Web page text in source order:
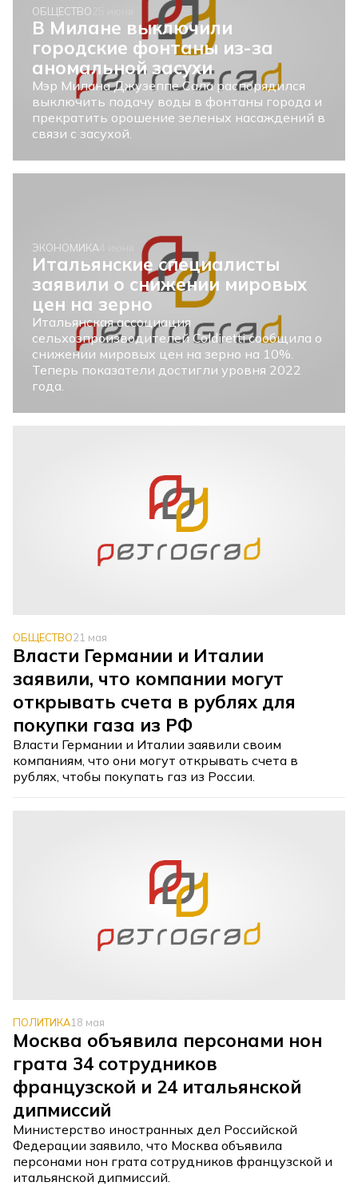
ОБЩЕСТВО
В Милане выключили
городские фонтаны из-за
аномальной засухи
Мэр Милана Джузеппе Сала распорядился
выключить подачу воды в фонтаны города и
прекратить орошение зеленых насаждений в
связи с засухой.
ЭКОНОМИКА
Итальянские специалисты
заявили о снижении мировых
цен на зерно
Итальянская ассоциация
сельхозпроизводителей Coldiretti сообщила о
снижении мировых цен на зерно на 10%.
Теперь показатели достигли уровня 2022
года.
ОБЩЕСТВО21 мая
Власти Германии и Италии
заявили, что компании могут
открывать счета в рублях для
покупки газа из РФ
Власти Германии и Италии заявили своим
компаниям, что они могут открывать счета в
рублях, чтобы покупать газ из России.
ПОЛИТИКА18 мая
Москва объявила персонами нон
грата 34 сотрудников
французской и 24 итальянской
дипмиссий
Министерство иностранных дел Российской
Федерации заявило, что Москва объявила
персонами нон грата сотрудников французской и
итальянской дипмиссий.